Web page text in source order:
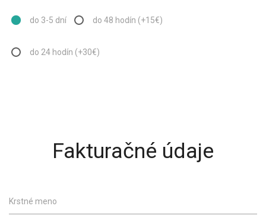
do 3-5 dní do 48 hodín (+15€)
do 24 hodín (+30€)
Fakturačné údaje
Krstné meno